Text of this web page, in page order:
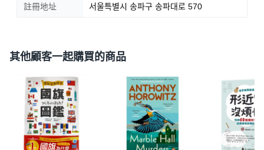
註冊地址 서울특별시 송파구 송파대로 570
其他顧客一起購買的商品